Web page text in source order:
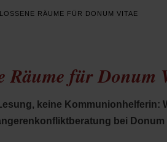
stoppen(Öffnet
Urlaub und
neuen
Tab)
neuen
Tab)
RÄUME FÜR DONUM VITAE
Räume für Donum
keine Kommunionhelferin:
bei Donum